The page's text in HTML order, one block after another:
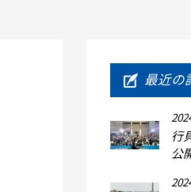
最近の
行
公